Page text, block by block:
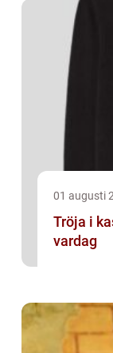
01 augusti
Tröja i
vardag